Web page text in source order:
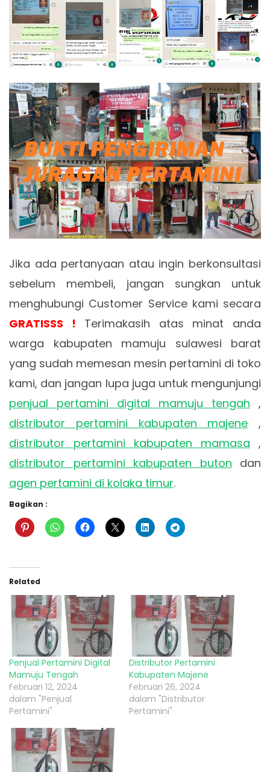
Jika ada pertanyaan atau ingin berkonsultasi
sebelum membeli, jangan sungkan untuk
menghubungi Customer Service kami secara
GRATISSS ! Terimakasih atas minat anda
warga kabupaten mamuju sulawesi barat
yang sudah memesan mesin pertamini di toko
kami, dan jangan lupa juga untuk mengunjungi
penjual pertamini digital mamuju tengah ,
distributor pertamini kabupaten majene ,
distributor pertamini kabupaten mamasa ,
distributor pertamini kabupaten buton dan
agen pertamini di kolaka timur.
Bagikan :
Related
Penjual Pertamini Digital
Mamuju Tengah
Februari 12, 2024
dalam "Penjual
Pertamini"
Distributor Pertamini
Kabupaten Majene
Februari 26, 2024
dalam "Distributor
Pertamini"